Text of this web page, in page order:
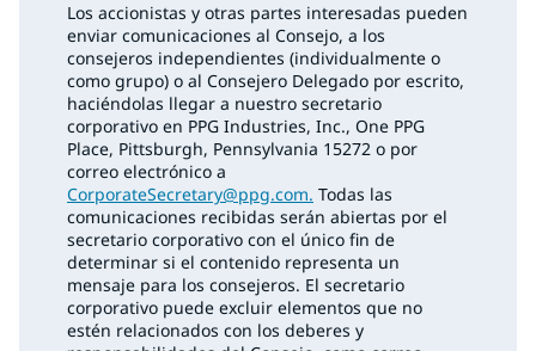
Los accionistas y otras partes interesadas pueden
enviar comunicaciones al Consejo, a los
consejeros independientes (individualmente o
como grupo) o al Consejero Delegado por escrito,
haciéndolas llegar a nuestro secretario
corporativo en PPG Industries, Inc., One PPG
Place, Pittsburgh, Pennsylvania 15272 o por
correo electrónico a
CorporateSecretary@ppg.com. Todas las
comunicaciones recibidas serán abiertas por el
secretario corporativo con el único fin de
determinar si el contenido representa un
mensaje para los consejeros. El secretario
corporativo puede excluir elementos que no
estén relacionados con los deberes y